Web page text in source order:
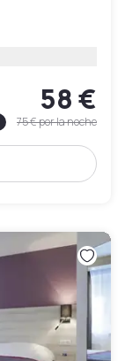
58 €
75 €por la noche